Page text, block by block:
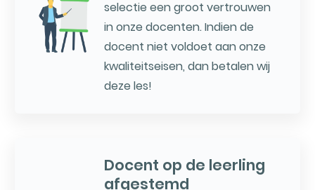
selectie een groot vertrouwen
in onze docenten. Indien de
docent niet voldoet aan onze
kwaliteitseisen, dan betalen wij
deze les!
Docent op de leerling
afgestemd